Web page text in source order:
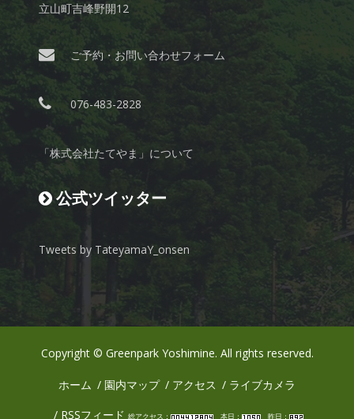
立山町吉峰野開12
ご予約・お問い合わせフォーム
076-483-2828
「株式会社たてやま」について
公式ツイッター
Tweets by TateyamaY_onsen
Copyright © Greenpark Yoshimine. All rights reserved.
ホーム 園内マップ アクセス
ライブカメラ
RSSフィード 総アクセス： 本日： 昨日：